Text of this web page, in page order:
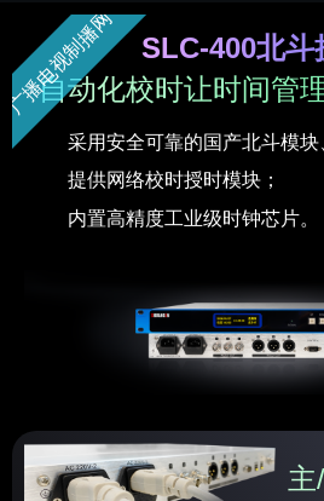
SLC-400北斗
自动化校时让时间管
采用安全可靠的国产北斗模块
提供网络校时授时模块；
内置高精度工业级时钟芯片。
广播电视制播网
主